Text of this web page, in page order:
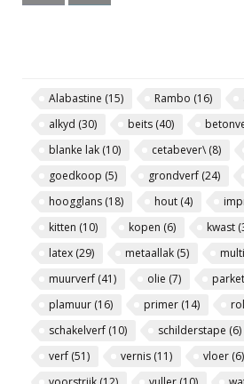
Alabastine (15) Rambo (16)
alkyd (30) beits (40)
blanke lak (10) cetabever\(8)
goedkoop (5) grondverf (24)
hoogglans (18) hout (4)
kitten (10) kopen (6) kwast
latex (29) metaallak (5)
muurverf (41) olie (7) parket
plamuur (16) primer (14)
schakelverf (10) schilderstape (6)
verf (51) vernis (11) vloer (6)